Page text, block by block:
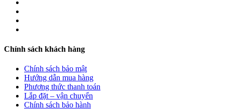
Chính sách khách hàng
Chính sách bảo mật
Hướng dẫn mua hàng
Phương thức thanh toán
Lắp đặt – vận chuyển
Chính sách bảo hành